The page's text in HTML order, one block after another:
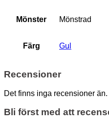
Mönster Mönstrad
Färg Gul
Recensioner
Det finns inga recensioner än.
Bli först med att